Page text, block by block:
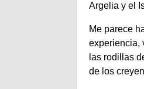
Argelia y el
Me parece
experiencia,
las rodillas
de los